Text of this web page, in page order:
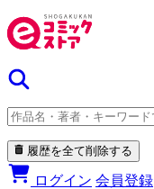
履歴を全て削除する
ログイン 会員登録